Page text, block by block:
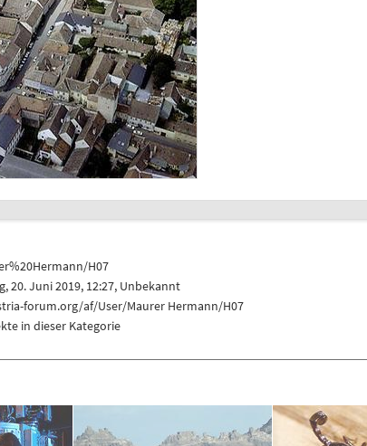
H07
20. Juni 2019, 12:27, Unbekannt
forum.org/af/User/Maurer Hermann/H07
in dieser Kategorie